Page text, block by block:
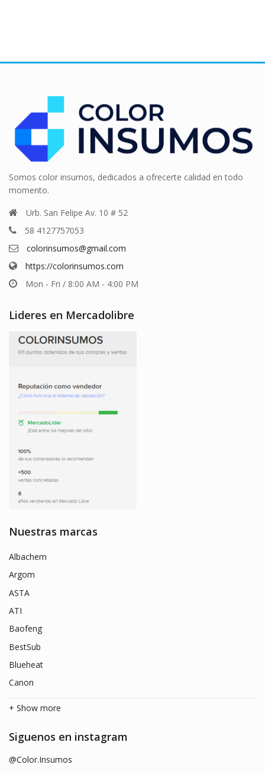
Somos color insumos, dedicados a ofrecerte calidad en todo
momento.
Urb. San Felipe Av. 10 # 52
58 4127757053
colorinsumos@gmail.com
https://colorinsumos.com
Mon - Fri / 8:00 AM - 4:00 PM
Lideres en Mercadolibre
Nuestras marcas
Albachem
Argom
ASTA
ATI
Baofeng
BestSub
Blueheat
Canon
+ Show more
Siguenos en instagram
@Color.Insumos